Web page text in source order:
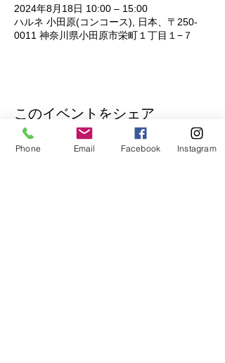
2024年8月18日 10:00 – 15:00
ハルネ 小田原(コンコース), 日本、〒250-
0011 神奈川県小田原市栄町１丁目１−７
このイベントをシェア
Phone Email Facebook Instagram